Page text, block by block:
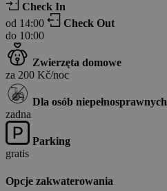
Check In
od 14:00
Check Out
do 10:00
Zwierzęta domowe
za 200 Kč/noc
Dla osób niepełnosprawnych
zadna
Parking
gratis
Opcje zakwaterowania